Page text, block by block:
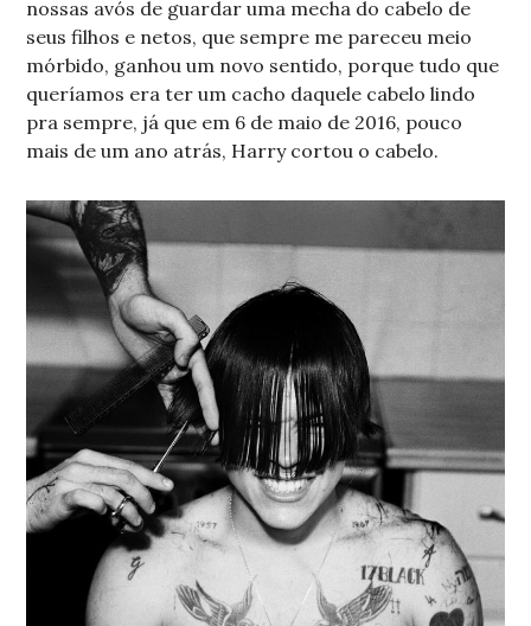
nossas avós de guardar uma mecha do cabelo de
seus filhos e netos, que sempre me pareceu meio
mórbido, ganhou um novo sentido, porque tudo que
queríamos era ter um cacho daquele cabelo lindo
pra sempre, já que em 6 de maio de 2016, pouco
mais de um ano atrás, Harry cortou o cabelo.